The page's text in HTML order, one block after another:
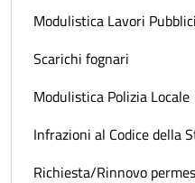
Modulistica Lavori Pubblici
Scarichi fognari
Modulistica Polizia Locale
Infrazioni al Codice della
Richiesta/Rinnovo